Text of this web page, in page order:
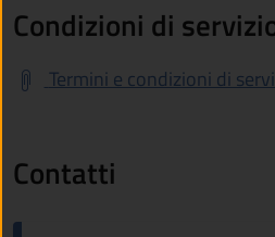
Condizioni di
Termini e condizioni di
Contatti